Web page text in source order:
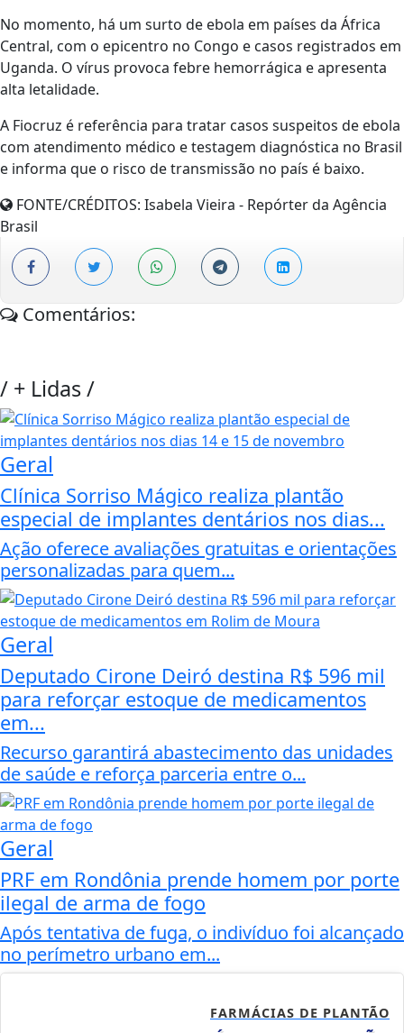
No momento, há um surto de ebola em países da África
Central, com o epicentro no Congo e casos registrados em
Uganda. O vírus provoca febre hemorrágica e apresenta
alta letalidade.
A Fiocruz é referência para tratar casos suspeitos de ebola
com atendimento médico e testagem diagnóstica no Brasil
e informa que o risco de transmissão no país é baixo.
FONTE/CRÉDITOS: Isabela Vieira - Repórter da Agência
Brasil
Comentários:
/ + Lidas/
Geral
Clínica Sorriso Mágico realiza plantão
especial de implantes dentários nos dias...
Ação oferece avaliações gratuitas e orientações
personalizadas para quem...
Geral
Deputado Cirone Deiró destina R$ 596 mil
para reforçar estoque de medicamentos
em...
Recurso garantirá abastecimento das unidades
de saúde e reforça parceria entre o...
Geral
PRF em Rondônia prende homem por porte
ilegal de arma de fogo
Após tentativa de fuga, o indivíduo foi alcançado
no perímetro urbano em...
FARMÁCIAS DE PLANTÃO